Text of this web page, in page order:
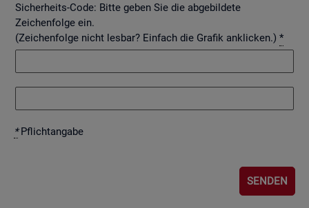
Sicherheits-Code: Bitte geben Sie die abgebildete
Zeichenfolge ein.
(Zeichenfolge nicht lesbar? Einfach die Grafik anklicken.) *
*Pflicht­an­ga­be